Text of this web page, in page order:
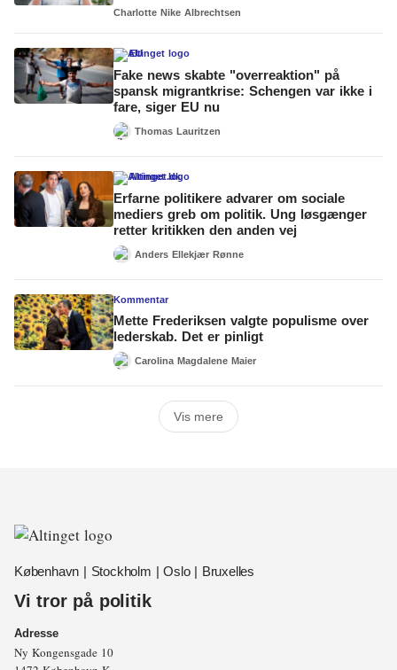
Charlotte Nike Albrechtsen
EU
Fake news skabte "overreaktion" på
spansk migrantkrise: Schengen var ikke i
fare, siger EU nu
Thomas Lauritzen
Altinget.dk
Erfarne politikere advarer om sociale
mediers greb om politik. Ung løsgænger
retter kritikken den anden vej
Anders Ellekjær Rønne
Kommentar
Mette Frederiksen valgte populisme over
lederskab. Det er pinligt
Carolina Magdalene Maier
Vis mere
København | Stockholm | Oslo | Bruxelles
Vi tror på politik
Adresse
Ny Kongensgade 10